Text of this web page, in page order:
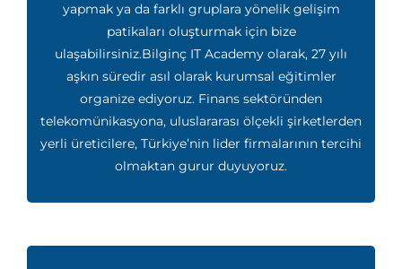
yapmak ya da farklı gruplara yönelik gelişim
patikaları oluşturmak için bize
ulaşabilirsiniz.Bilginç IT Academy olarak, 27 yılı
aşkın süredir asıl olarak kurumsal eğitimler
organize ediyoruz. Finans sektöründen
telekomünikasyona, uluslararası ölçekli şirketlerden
yerli üreticilere, Türkiye’nin lider firmalarının tercihi
olmaktan gurur duyuyoruz.